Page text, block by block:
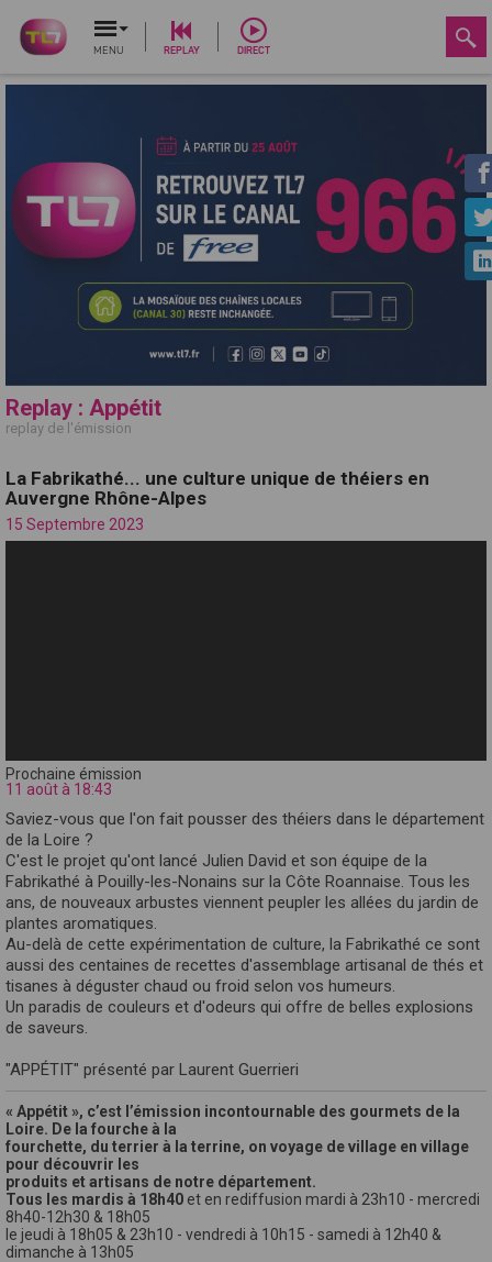
MENU REPLAY DIRECT
Replay : Appétit
replay de l'émission
La Fabrikathé... une culture unique de théiers en
Auvergne Rhône-Alpes
15 Septembre 2023
Prochaine émission
11 août à 18:43
Saviez-vous que l'on fait pousser des théiers dans le département
de la Loire ?
C'est le projet qu'ont lancé Julien David et son équipe de la
Fabrikathé à Pouilly-les-Nonains sur la Côte Roannaise. Tous les
ans, de nouveaux arbustes viennent peupler les allées du jardin de
plantes aromatiques.
Au-delà de cette expérimentation de culture, la Fabrikathé ce sont
aussi des centaines de recettes d'assemblage artisanal de thés et
tisanes à déguster chaud ou froid selon vos humeurs.
Un paradis de couleurs et d'odeurs qui offre de belles explosions
de saveurs.
"APPÉTIT" présenté par Laurent Guerrieri
« Appétit », c’est l’émission incontournable des gourmets de la
Loire. De la fourche à la
fourchette, du terrier à la terrine, on voyage de village en village
pour découvrir les
produits et artisans de notre département.
Tous les mardis à 18h40 et en rediffusion mardi à 23h10 - mercredi
8h40-12h30 & 18h05
le jeudi à 18h05 & 23h10 - vendredi à 10h15 - samedi à 12h40 &
dimanche à 13h05